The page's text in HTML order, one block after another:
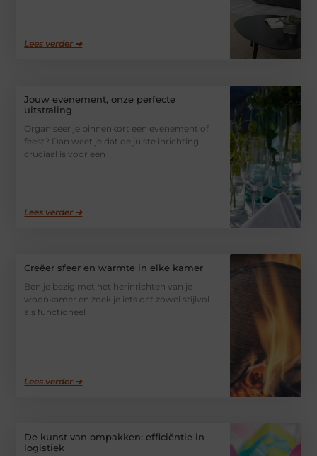
Lees verder ➜
Jouw evenement, onze perfecte
uitstraling
Organiseer je binnenkort een evenement of
feest? Dan weet je dat de juiste inrichting
cruciaal is voor een
Lees verder ➜
Creëer sfeer en warmte in elke kamer
Ben je bezig met het herinrichten van je
woonkamer en zoek je iets dat zowel stijlvol
als functioneel
Lees verder ➜
De kunst van ompakken: efficiëntie in
logistiek